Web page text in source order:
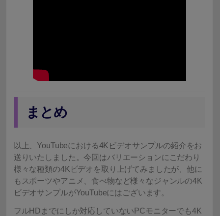
まとめ
以上、YouTubeにおける4Kビデオサンプルの紹介をお
送りいたしました。今回はバリエーションにこだわり
様々な種類の4Kビデオを取り上げてみましたが、他に
もスポーツやアニメ、食べ物など様々なジャンルの4K
ビデオサンプルがYouTubeにはございます。
フルHDまでにしか対応していないPCモニターでも4K